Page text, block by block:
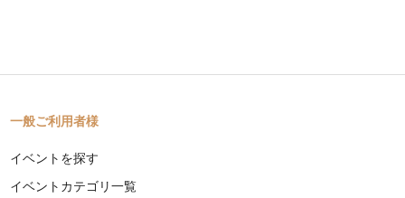
一般ご利用者様
イベントを探す
イベントカテゴリ一覧